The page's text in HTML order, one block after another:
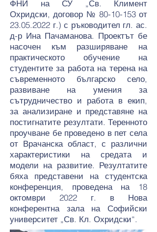
ФНИ на СУ „Св. Климент
Охридски, договор № 80-10-153от
23.05.2022 г.) с ръководител гл. ас.
д-р Ина Пачаманова. Проектът бе
насочен към разширяване на
практическото обучение на
студентите за работа на терена на
съвременното българско село,
развиване на умения за
сътрудничество и работа в екип,
за анализиране и представяне на
постигнатите резултати. Теренното
проучване бе проведено в пет села
от Врачанска област, с различни
характеристики на средата и
модели на развитие. Резултатите
бяха представени на студентска
конференция, проведена на 18
октомври 2022 г. в Нова
конферентна зала на Софийски
университет „Св. Кл. Охридски“.